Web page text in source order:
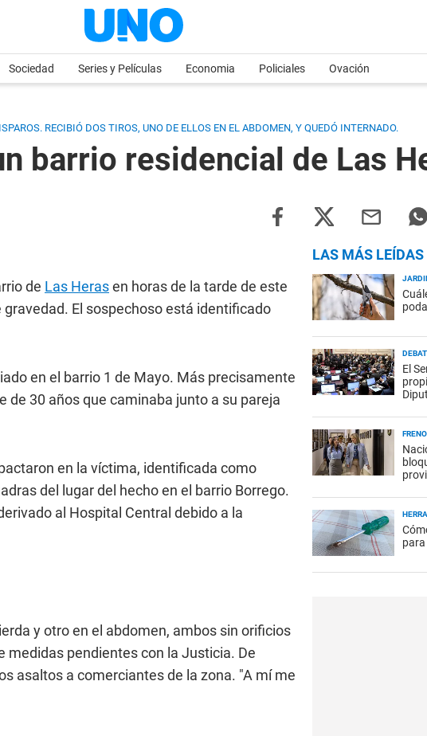
Sociedad Series y Películas Economia Policiales Ovación
RECIBIÓ DOS TIROS, UNO DE ELLOS EN EL ABDOMEN, Y QUEDÓ INTERNADO.
barrio residencial de Las
de Las Herasen horas de la tarde de este
El sospechoso está identificado
en el barrio 1 de Mayo. Más precisamente
30 años que caminaba junto a su pareja
en la víctima, identificada como
del lugar del hecho en el barrio Borrego.
al Hospital Central debido a la
y otro en el abdomen, ambos sin orificios
medidas pendientes con la Justicia. De
asaltos a comerciantes de la zona. "A mí me
LAS MÁS LEÍDAS
El